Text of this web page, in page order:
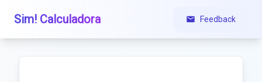
Sim! Calculadora Feedback